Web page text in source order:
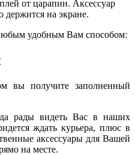
от царапин. Аксессуар
держится на экране.
удобным Вам способом:
вы получите заполненный
рады видеть Вас в наших
ждать курьера, плюс в
аксессуары для Вашей
на месте.